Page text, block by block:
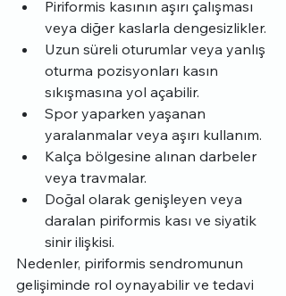
Piriformis kasının aşırı çalışması
veya diğer kaslarla dengesizlikler.
Uzun süreli oturumlar veya yanlış
oturma pozisyonları kasın
sıkışmasına yol açabilir.
Spor yaparken yaşanan
yaralanmalar veya aşırı kullanım.
Kalça bölgesine alınan darbeler
veya travmalar.
Doğal olarak genişleyen veya
daralan piriformis kası ve siyatik
sinir ilişkisi.
Nedenler, piriformis sendromunun
gelişiminde rol oynayabilir ve tedavi